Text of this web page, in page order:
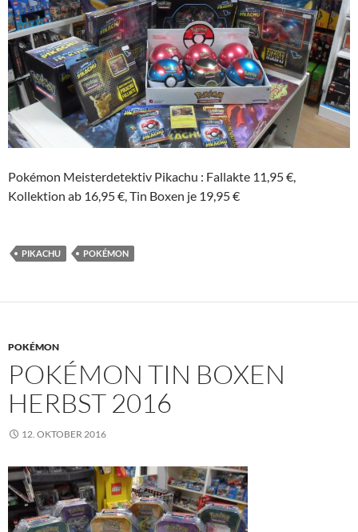
Pokémon Meisterdetektiv Pikachu : Fallakte 11,95 €,
Kollektion ab 16,95 €, Tin Boxen je 19,95 €
PIKACHU POKÉMON
POKÉMON
POKÉMON TIN BOXEN
HERBST 2016
12. OKTOBER 2016